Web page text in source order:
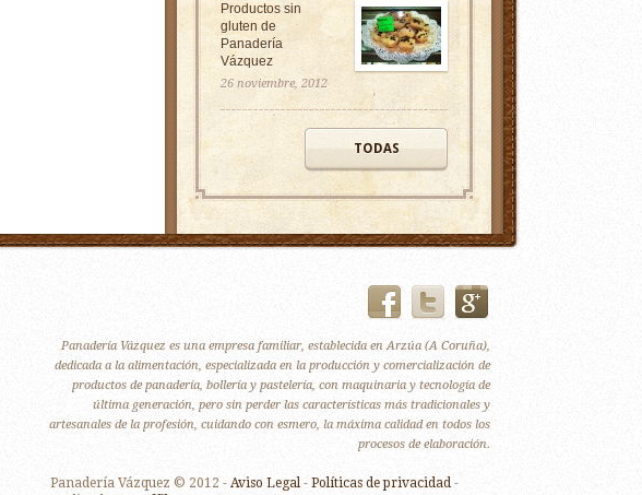
Productos sin
gluten de
Panadería
Vázquez
26 noviembre, 2012
TODAS
Panadería Vázquez es una empresa familiar, establecida en Arzúa (A Coruña),
dedicada a la alimentación, especializada en la producción y comercialización de
productos de panadería, bollería y pastelería, con maquinaria y tecnología de
última generación, pero sin perder las características más tradicionales y
artesanales de la profesión, cuidando con esmero, la máxima calidad en todos los
procesos de elaboración.
Panadería Vázquez © 2012 - Aviso Legal - Políticas de privacidad -